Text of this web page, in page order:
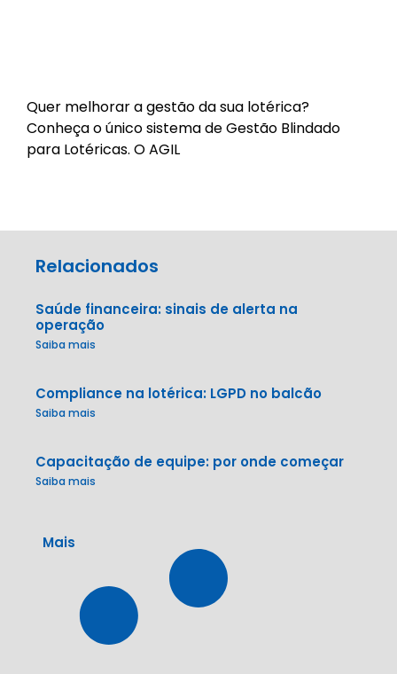
Quer melhorar a gestão da sua lotérica?
Conheça o único sistema de Gestão Blindado
para Lotéricas. OAGIL
Relacionados
Saúde financeira: sinais de alerta na
operação
Saiba mais
Compliance na lotérica: LGPD no balcão
Saiba mais
Capacitação de equipe: por onde começar
Saiba mais
Mais